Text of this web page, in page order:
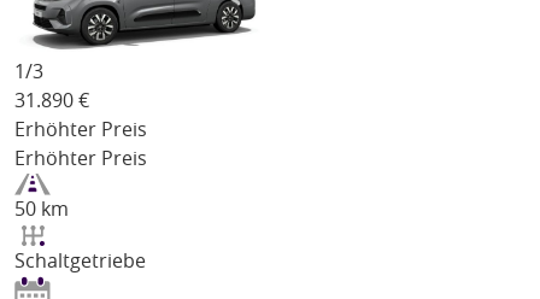
1/3
31.890 €
Erhöhter Preis
Erhöhter Preis
50 km
Schaltgetriebe